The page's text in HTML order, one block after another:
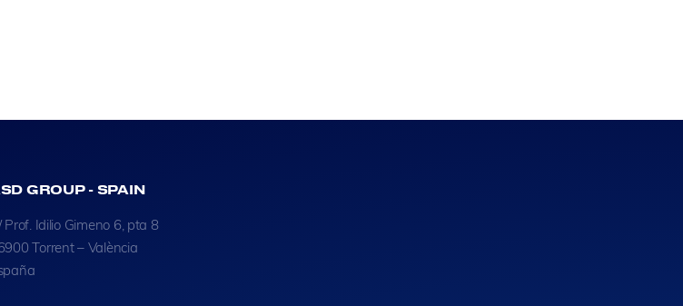
GROUP - SPAIN
Prof. Idilio Gimeno 6, pta 8
Torrent – València